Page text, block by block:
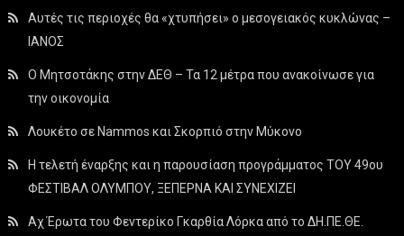
Αυτές τις περιοχές θα «χτυπήσει» ο μεσογειακός κυκλώνας –
ΙΑΝΟΣ
Ο Μητσοτάκης στην ΔΕΘ – Τα 12 μέτρα που ανακοίνωσε για
την οικονομία
Λουκέτο σε Nammos και Σκορπιό στην Μύκονο
Η τελετή έναρξης και η παρουσίαση προγράμματος ΤΟΥ 49ου
ΦΕΣΤΙΒΑΛ ΟΛΥΜΠΟΥ, ΞΕΠΕΡΝΑ ΚΑΙ ΣΥΝΕΧΙΖΕΙ
Αχ Έρωτα του Φεντερίκο Γκαρθία Λόρκα από το ΔΗ.ΠΕ.ΘΕ.